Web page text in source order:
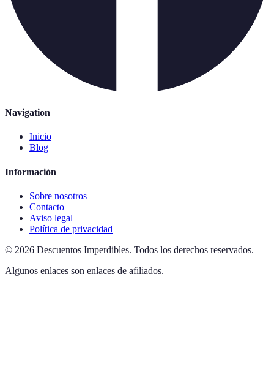
Navigation
Inicio
Blog
Información
Sobre nosotros
Contacto
Aviso legal
Política de privacidad
© 2026 Descuentos Imperdibles. Todos los derechos reservados.
Algunos enlaces son enlaces de afiliados.